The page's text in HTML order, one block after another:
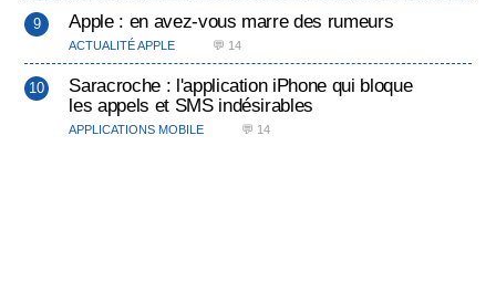
Apple : en avez-vous marre des rumeurs
ACTUALITÉ APPLE 💬 14
Saracroche : l'application iPhone qui bloque
les appels et SMS indésirables
APPLICATIONS MOBILE 💬 14